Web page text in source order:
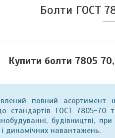
Болти ГОСТ
Купити болти 7805
повний асортимент
до стандартів ГОСТ 7805-
будівництві,
динамічних навантажень.